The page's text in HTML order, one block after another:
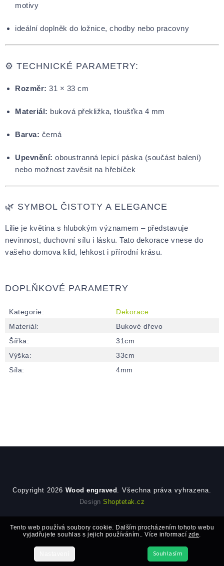
Tento web používá soubory cookie. Dalším procházením tohoto webu
vyjadřujete souhlas s jejich používáním.. Více informací zde.
Souhlasím
motivy
ideální doplněk do ložnice, chodby nebo pracovny
⚙️ TECHNICKÉ PARAMETRY:
Rozměr: 31 × 33 cm
Materiál: buková překližka, tloušťka 4 mm
Barva: černá
Upevnění: oboustranná lepicí páska (součást balení)
nebo možnost zavěsit na hřebíček
🌿 SYMBOL ČISTOTY A ELEGANCE
Lilie je květina s hlubokým významem – představuje
nevinnost, duchovní sílu i lásku. Tato dekorace vnese do
vašeho domova klid, lehkost i přírodní krásu.
DOPLŇKOVÉ PARAMETRY
Kategorie:
Dekorace
Materiál:
Bukové dřevo
Šířka:
31cm
Výška:
33cm
Síla: 4mm
Copyright 2026 Wood engraved . Všechna práva vyhrazena.
DesignShoptetak.cz
Vytvořil Shoptet